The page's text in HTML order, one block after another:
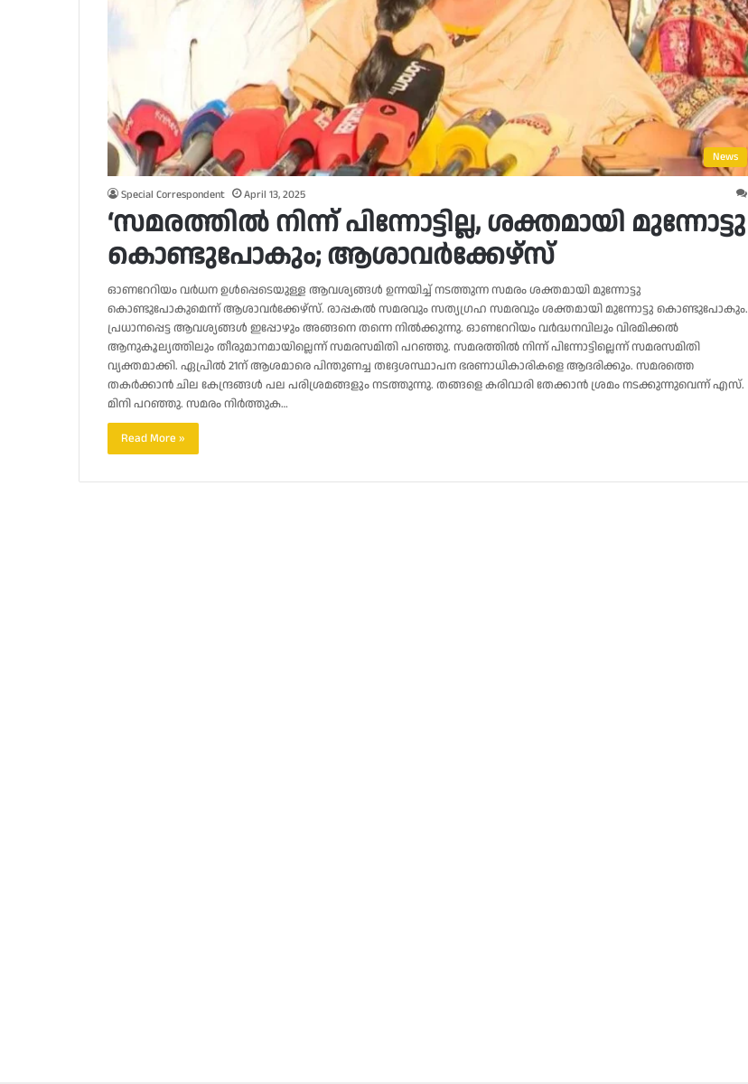
News
Special Correspondent April 13, 2025
‘സമരത്തിൽ നിന്ന് പിന്നോട്ടില്ല, ശക്തമായി മുന്നോട്ടു
കൊണ്ടുപോകും; ആശാവർക്കേഴ്സ്
ഓണറേറിയം വർധന ഉൾപ്പെടെയുള്ള ആവശ്യങ്ങൾ ഉന്നയിച്ച് നടത്തുന്ന സമരം ശക്തമായി മുന്നോട്ടു
കൊണ്ടുപോകുമെന്ന് ആശാവർക്കേഴ്സ്. രാപ്പകൽ സമരവും സത്യഗ്രഹ സമരവും ശക്തമായി മുന്നോട്ടു കൊണ്ടുപോകും.
പ്രധാനപ്പെട്ട ആവശ്യങ്ങൾ ഇപ്പോഴും അങ്ങനെ തന്നെ നിൽക്കുന്നു. ഓണറേറിയം വർദ്ധനവിലും വിരമിക്കൽ
ആനുകൂല്യത്തിലും തീരുമാനമായില്ലെന്ന് സമരസമിതി പറഞ്ഞു. സമരത്തിൽ നിന്ന് പിന്നോട്ടില്ലെന്ന് സമരസമിതി
വ്യക്തമാക്കി. ഏപ്രിൽ 21ന് ആശമാരെ പിന്തുണച്ച തദ്ദേശസ്ഥാപന ഭരണാധികാരികളെ ആദരിക്കും. സമരത്തെ
തകർക്കാൻ ചില കേന്ദ്രങ്ങൾ പല പരിശ്രമങ്ങളും നടത്തുന്നു. തങ്ങളെ കരിവാരി തേക്കാൻ ശ്രമം നടക്കുന്നുവെന്ന് എസ്.
മിനി പറഞ്ഞു. സമരം നിർത്തുക…
Read More »